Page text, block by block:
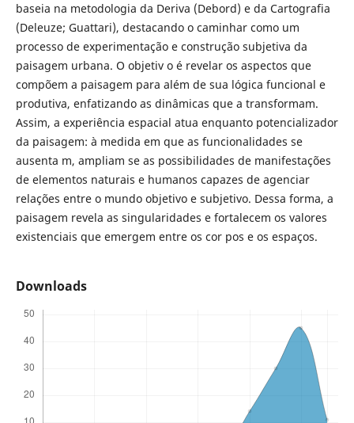
baseia na metodologia da Deriva (Debord) e da Cartografia
(Deleuze; Guattari), destacando o caminhar como um
processo de experimentação e construção subjetiva da
paisagem urbana. O objetiv o é revelar os aspectos que
compõem a paisagem para além de sua lógica funcional e
produtiva, enfatizando as dinâmicas que a transformam.
Assim, a experiência espacial atua enquanto potencializador
da paisagem: à medida em que as funcionalidades se
ausenta m, ampliam se as possibilidades de manifestações
de elementos naturais e humanos capazes de agenciar
relações entre o mundo objetivo e subjetivo. Dessa forma, a
paisagem revela as singularidades e fortalecem os valores
existenciais que emergem entre os cor pos e os espaços.
Downloads